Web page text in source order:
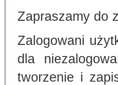
Zapraszamy do
Zalogowani
dla
tworzenie i